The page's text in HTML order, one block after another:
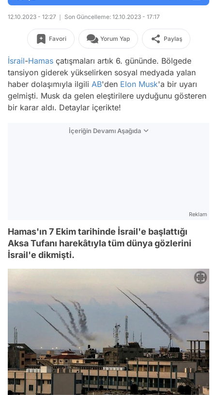
12.10.2023 - 12:27 Son Güncelleme: 12.10.2023 - 17:17
Favori Yorum Yap Paylaş
İsrail-Hamas çatışmaları artık 6. gününde. Bölgede
tansiyon giderek yükselirken sosyal medyada yalan
haber dolaşımıyla ilgili AB'den Elon Musk'a bir uyarı
gelmişti. Musk da gelen eleştirilere uyduğunu gösteren
bir karar aldı. Detaylar içerikte!
İçeriğin Devamı Aşağıda
Reklam
Hamas'ın 7 Ekim tarihinde İsrail'e başlattığı
Aksa Tufanı harekâtıyla tüm dünya gözlerini
İsrail'e dikmişti.